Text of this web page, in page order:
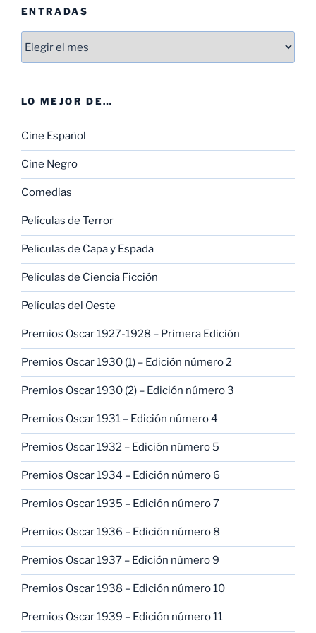
ENTRADAS
LO MEJOR DE…
Cine Español
Cine Negro
Comedias
Películas de Terror
Películas de Capa y Espada
Películas de Ciencia Ficción
Películas del Oeste
Premios Oscar 1927-1928 – Primera Edición
Premios Oscar 1930 (1) – Edición número 2
Premios Oscar 1930 (2) – Edición número 3
Premios Oscar 1931 – Edición número 4
Premios Oscar 1932 – Edición número 5
Premios Oscar 1934 – Edición número 6
Premios Oscar 1935 – Edición número 7
Premios Oscar 1936 – Edición número 8
Premios Oscar 1937 – Edición número 9
Premios Oscar 1938 – Edición número 10
Premios Oscar 1939 – Edición número 11